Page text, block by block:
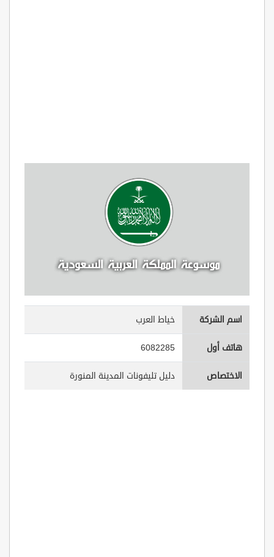
اسم الشركة خياط العرب
هاتف أول 6082285
الاختصاص دليل تليفونات المدينة المنورة